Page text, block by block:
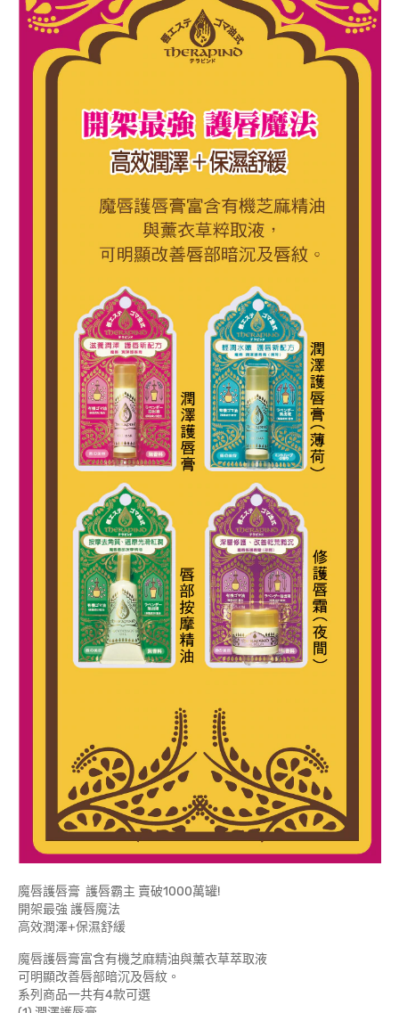
魔唇護唇膏 護唇霸主 賣破1000萬罐!
開架最強 護唇魔法
高效潤澤+保濕舒緩
魔唇護唇膏富含有機芝麻精油與薰衣草萃取液
可明顯改善唇部暗沉及唇紋。
系列商品一共有4款可選